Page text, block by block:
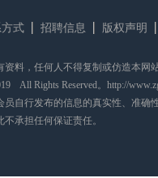
式 招聘信息 版权声明
资料，任何人不得复制或仿造本网
All Rights Reserved。http://
员自行发布的信息的真实性、准确
承担任何保证责任。